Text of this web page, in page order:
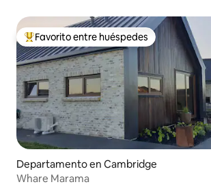
De los mejores en Favorito entre huéspedes
Favorito entre huéspedes
Departamento en Cambridge
Whare Marama